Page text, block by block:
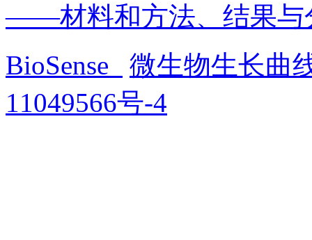
——材料和方法、结果与
BioSense
微生物生长曲
11049566号-4